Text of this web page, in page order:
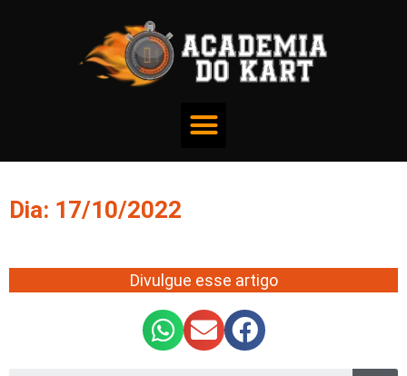
Dia: 17/10/2022
Divulgue esse artigo